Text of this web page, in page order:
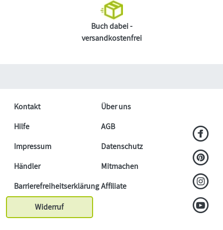
Buch dabei -
versandkostenfrei
Kontakt
Über uns
Hilfe
AGB
Impressum
Datenschutz
Händler
Mitmachen
BarrierefreiheitserklärungAffiliate
Widerruf